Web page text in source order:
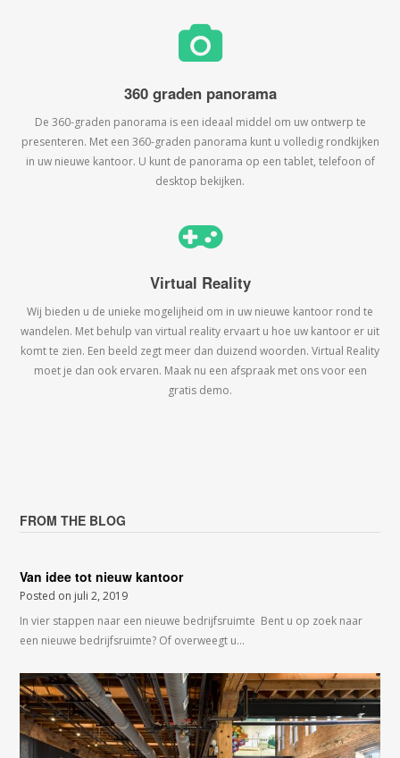
360 graden panorama
De 360-graden panorama is een ideaal middel om uw ontwerp te
presenteren. Met een 360-graden panorama kunt u volledig rondkijken
in uw nieuwe kantoor. U kunt de panorama op een tablet, telefoon of
desktop bekijken.
Virtual Reality
Wij bieden u de unieke mogelijheid om in uw nieuwe kantoor rond te
wandelen. Met behulp van virtual reality ervaart u hoe uw kantoor er uit
komt te zien. Een beeld zegt meer dan duizend woorden. Virtual Reality
moet je dan ook ervaren. Maak nu een afspraak met ons voor een
gratis demo.
FROM THE BLOG
Van idee tot nieuw kantoor
Posted on juli 2, 2019
In vier stappen naar een nieuwe bedrijfsruimte Bent u op zoek naar
een nieuwe bedrijfsruimte? Of overweegt u…